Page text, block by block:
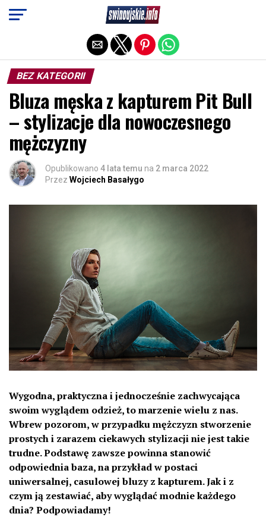
BEZ KATEGORII
Bluza męska z kapturem Pit Bull
– stylizacje dla nowoczesnego
mężczyzny
Opublikowano 4 lata temu na 2 marca 2022
Przez Wojciech Basałygo
Wygodna, praktyczna i jednocześnie zachwycająca
swoim wyglądem odzież, to marzenie wielu z nas.
Wbrew pozorom, w przypadku mężczyzn stworzenie
prostych i zarazem ciekawych stylizacji nie jest takie
trudne. Podstawę zawsze powinna stanowić
odpowiednia baza, na przykład w postaci
uniwersalnej, casulowej bluzy z kapturem. Jak i z
czym ją zestawiać, aby wyglądać modnie każdego
dnia? Podpowiadamy!
Exit mobile version